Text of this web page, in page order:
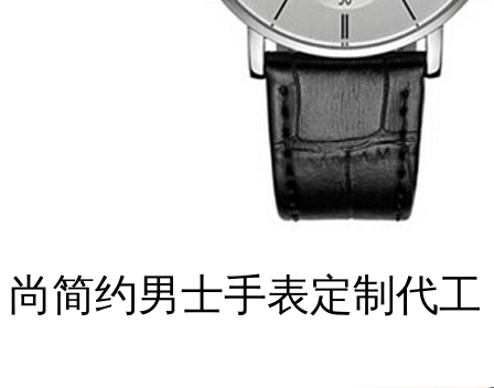
尚简约男士手表定制代工